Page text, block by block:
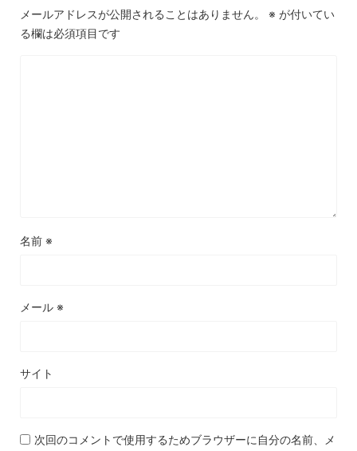
メールアドレスが公開されることはありません。 ※ が付いてい
る欄は必須項目です
名前 ※
メール ※
サイト
次回のコメントで使用するためブラウザーに自分の名前、メ